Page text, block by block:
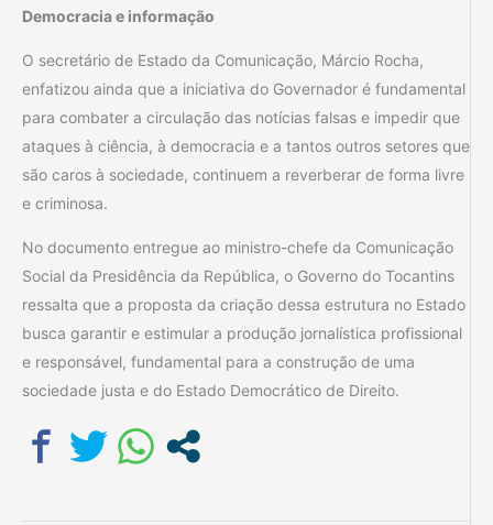
Democracia e informação
O secretário de Estado da Comunicação, Márcio Rocha,
enfatizou ainda que a iniciativa do Governador é fundamental
para combater a circulação das notícias falsas e impedir que
ataques à ciência, à democracia e a tantos outros setores que
são caros à sociedade, continuem a reverberar de forma livre
e criminosa.
No documento entregue ao ministro-chefe da Comunicação
Social da Presidência da República, o Governo do Tocantins
ressalta que a proposta da criação dessa estrutura no Estado
busca garantir e estimular a produção jornalística profissional
e responsável, fundamental para a construção de uma
sociedade justa e do Estado Democrático de Direito.